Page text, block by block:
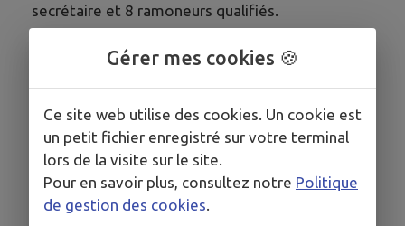
secrétaire et 8 ramoneurs qualifiés.
HORAIRES
HORAIRES DE BUREAUX :
Du lundi au vendredi. De 7h45 à 12h et de 13h30 à 17h30
HORAIRES SUR LE TERRAIN :
Gérer mes cookies 🍪
Ce site web utilise des cookies. Un cookie est
un petit fichier enregistré sur votre terminal
lors de la visite sur le site.
Pour en savoir plus, consultez notre Politique
de gestion des cookies